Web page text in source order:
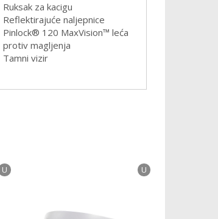
Ruksak za kacigu
Reflektirajuće naljepnice
Pinlock® 120 MaxVision™ leća
protiv magljenja
Tamni vizir
U U